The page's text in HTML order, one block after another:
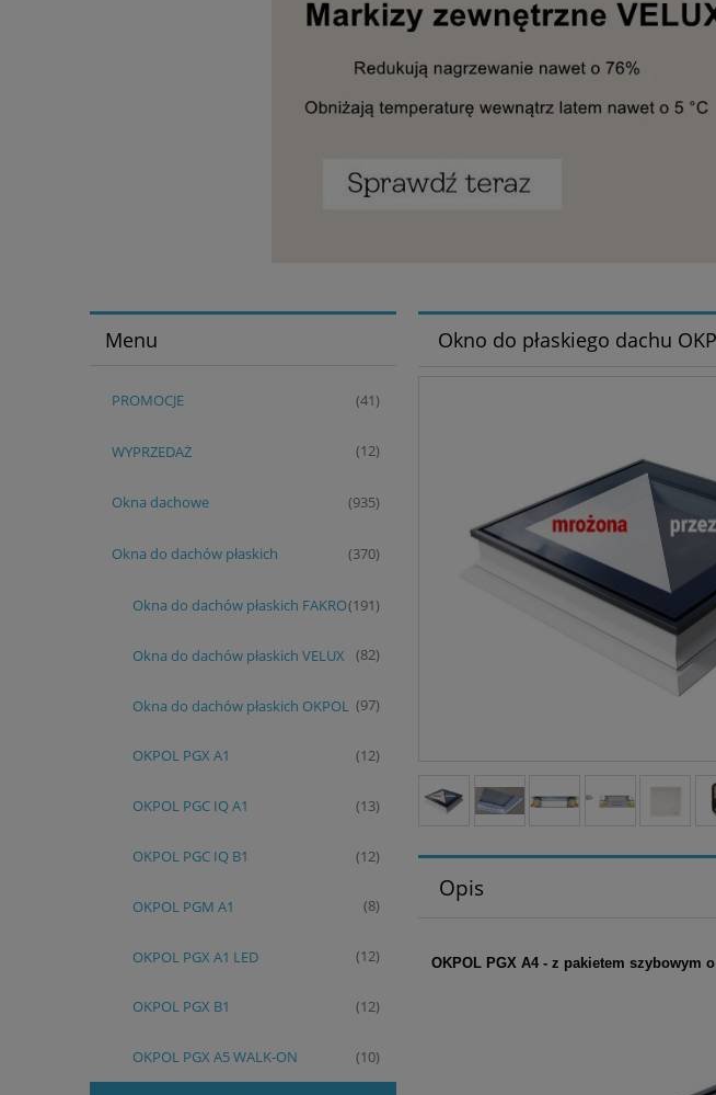
Menu
PROMOCJE (41)
WYPRZEDAŻ (12)
Okna dachowe (935)
Okna do dachów płaskich (370)
Okna do dachów płaskich FAKRO(191)
Okna do dachów płaskich VELUX (82)
Okna do dachów płaskich OKPOL (97)
OKPOL PGX A1 (12)
OKPOL PGC IQ A1 (13)
OKPOL PGC IQ B1 (12)
OKPOL PGM A1 (8)
OKPOL PGX A1 LED (12)
OKPOL PGX B1 (12)
OKPOL PGX A5 WALK-ON (10)
Okno do płaskiego dachu
Opis
OKPOL PGX A4 - z pakietem szybowym